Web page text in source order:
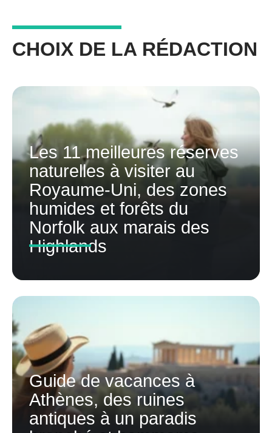
CHOIX DE LA RÉDACTION
Les 11 meilleures réserves
naturelles à visiter au
Royaume-Uni, des zones
humides et forêts du
Norfolk aux marais des
Highlands
Guide de vacances à
Athènes, des ruines
antiques à un paradis